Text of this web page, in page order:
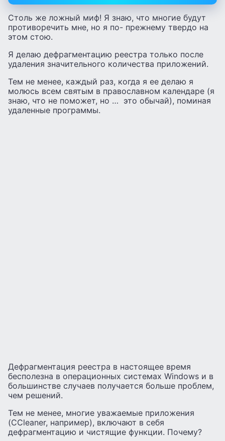
Столь же ложный миф! Я знаю, что многие будут
противоречить мне, но я по- прежнему твердо на
этом стою.
Я делаю дефрагментацию реестра только после
удаления значительного количества приложений.
Тем не менее, каждый раз, когда я ее делаю я
молюсь всем святым в православном календаре (я
знаю, что не поможет, но … это обычай), поминая
удаленные программы.
Дефрагментация реестра в настоящее время
бесполезна в операционных системах Windows и в
большинстве случаев получается больше проблем,
чем решений.
Тем не менее, многие уважаемые приложения
(CCleaner, например), включают в себя
дефрагментацию и чистящие функции. Почему?